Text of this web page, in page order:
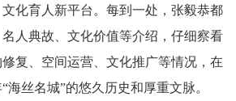
化育人新平台。每到一处，张毅恭都
人典故、文化价值等介绍，仔细察看
复、空间运营、文化推广等情况，在
海丝名城”的悠久历史和厚重文脉。